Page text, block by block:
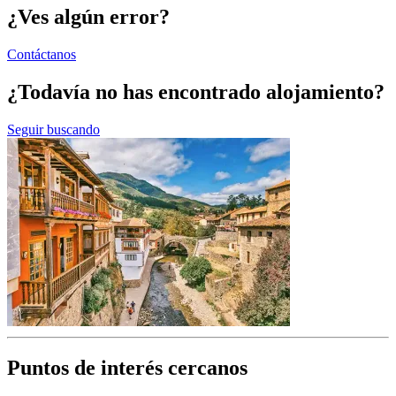
¿Ves algún error?
Contáctanos
¿Todavía no has encontrado alojamiento?
Seguir buscando
Puntos de interés cercanos